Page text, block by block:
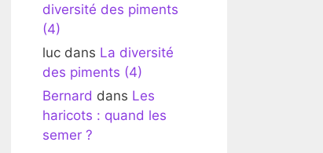
diversité des piments
(4)
luc dans La diversité
des piments (4)
Bernard dans Les
haricots : quand les
semer ?